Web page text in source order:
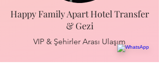
Happy Family Apart Hotel Transfer
& Gezi
VIP & Şehirler Arası Ulaşım